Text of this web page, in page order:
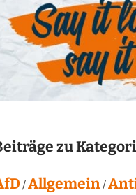
zu
Allgemein